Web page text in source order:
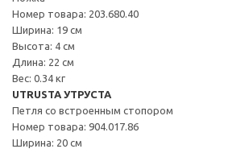
Номер товара: 203.680.40
Ширина: 19 см
Высота: 4 см
Длина: 22 см
Вес: 0.34 кг
UTRUSTA УТРУСТА
Петля со встроенным стопором
Номер товара: 904.017.86
Ширина: 20 см